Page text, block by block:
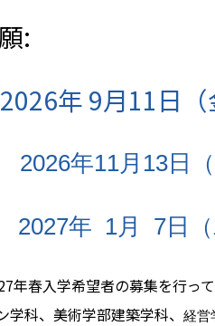
:
年 9月11日
年11月13日（
年 1月 7日（木
年春入学希望者の募集を行って
科、美術学部建築学科、
経営